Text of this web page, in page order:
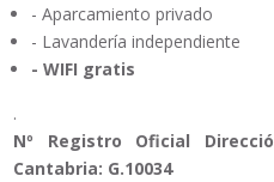
- Aparcamiento privado
- Lavandería independiente
- WIFI gratis
.
Nº Registro Oficial
Cantabria: G.10034